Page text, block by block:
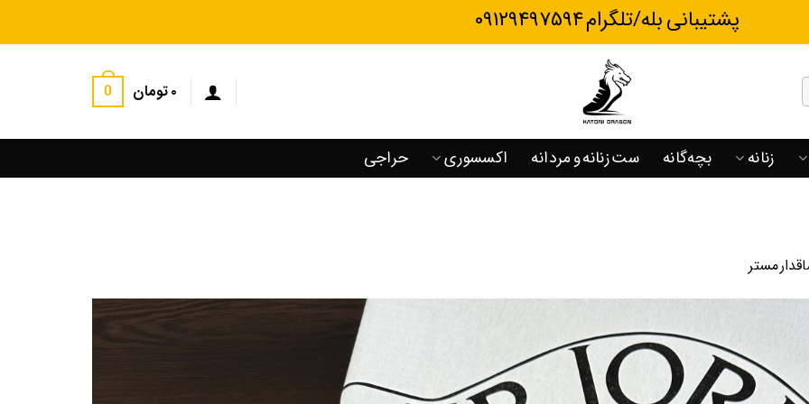
پشتیبانی بله/تلگرام 09129497594
۰تومان 0
زنانه بچه‌گانه ست زنانه و مردانه اکسسوری حراجی
مستر